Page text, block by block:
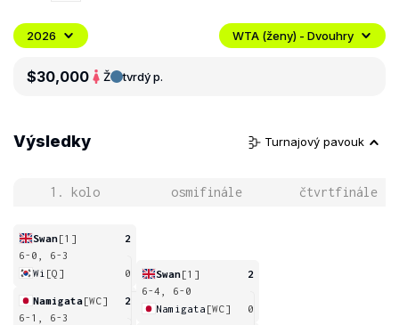
2026 WTA (ženy) - Dvouhry
$30,000 Ž tvrdý p.
Výsledky Turnajový pavouk
1. kolo osmifinále čtvrtfinále
Swan[1]
2
6-0, 6-3
Wi [Q] 0
Namigata[WC]
2
6-1, 6-3
Swan[1]
2
6-4, 6-0
Namigata [WC] 0